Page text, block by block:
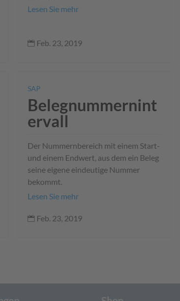
Lesen Sie mehr
 Feb. 23, 2019
SAP
Belegnummernint
ervall
Der Nummernbereich mit einem Start-
und einem Endwert, aus dem ein Beleg
seine eigene eindeutige Nummer
bekommt.
Lesen Sie mehr
 Feb. 23, 2019